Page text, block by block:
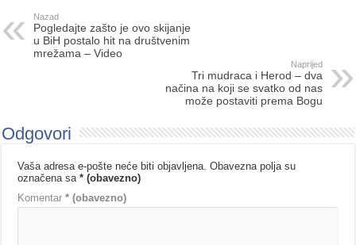
Nazad
Pogledajte zašto je ovo skijanje
u BiH postalo hit na društvenim
mrežama – Video
Naprijed
Tri mudraca i Herod – dva
načina na koji se svatko od nas
može postaviti prema Bogu
Odgovori
Vaša adresa e-pošte neće biti objavljena. Obavezna polja su
označena sa* (obavezno)
Komentar* (obavezno)